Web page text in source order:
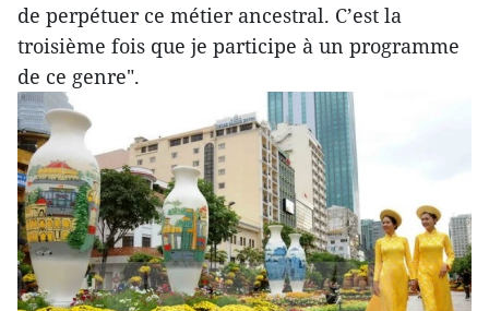
de perpétuer ce métier ancestral. C’est la
troisième fois que je participe à un programme
de ce genre".